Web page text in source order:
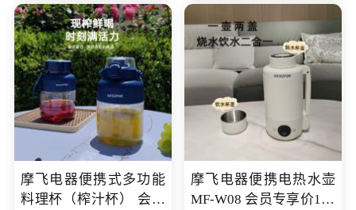
摩飞电器便携式多功能
料理杯（榨汁杯） 会员
摩飞电器便携电热水壶
MF-W08 会员专享价198